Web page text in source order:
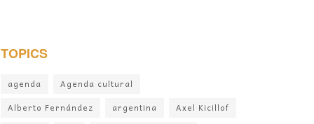
TOPICS
agenda
Agenda cultural
Alberto Fernández
argentina
Axel Kicillof